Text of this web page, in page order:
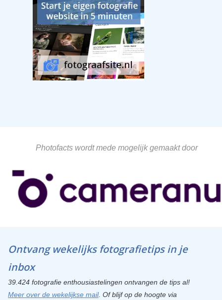
Photofacts wordt mede mogelijk gemaakt door
Ontvang wekelijks fotografietips in je
inbox
39.424 fotografie enthousiastelingen ontvangen de tips al!
Meer over de wekelijkse mail. Of blijf op de hoogte via